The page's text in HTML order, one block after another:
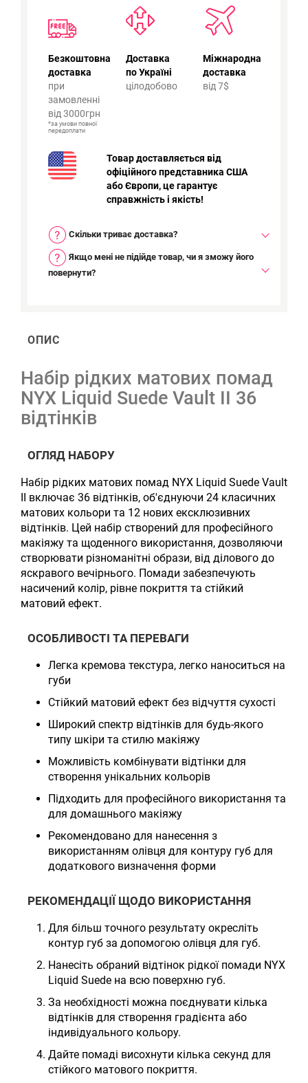
Безкоштовна
доставка
при
замовленні
від 3000грн
*за умови повної
передоплати
Доставка
по Україні
цілодобово
Міжнародна
доставка
від 7$
Товар доставляється від
офіційного представника США
або Європи, це гарантує
справжність і якість!
Скільки триває доставка?
Якщо мені не підійде товар, чи я зможу його
повернути?
ОПИС
Набір рідких матових помад
NYX Liquid Suede Vault II 36
відтінків
ОГЛЯД НАБОРУ
Набір рідких матових помад NYX Liquid Suede Vault
II включає 36 відтінків, об'єднуючи 24 класичних
матових кольори та 12 нових ексклюзивних
відтінків. Цей набір створений для професійного
макіяжу та щоденного використання, дозволяючи
створювати різноманітні образи, від ділового до
яскравого вечірнього. Помади забезпечують
насичений колір, рівне покриття та стійкий
матовий ефект.
ОСОБЛИВОСТІ ТА ПЕРЕВАГИ
Легка кремова текстура, легко наноситься на
губи
Стійкий матовий ефект без відчуття сухості
Широкий спектр відтінків для будь-якого
типу шкіри та стилю макіяжу
Можливість комбінувати відтінки для
створення унікальних кольорів
Підходить для професійного використання та
для домашнього макіяжу
Рекомендовано для нанесення з
використанням олівця для контуру губ для
додаткового визначення форми
РЕКОМЕНДАЦІЇ ЩОДО ВИКОРИСТАННЯ
Для більш точного результату окресліть
контур губ за допомогою олівця для губ.
Нанесіть обраний відтінок рідкої помади NYX
Liquid Suede на всю поверхню губ.
За необхідності можна поєднувати кілька
відтінків для створення градієнта або
індивідуального кольору.
Дайте помаді висохнути кілька секунд для
стійкого матового покриття.